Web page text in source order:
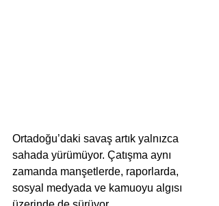
Ortadoğu’daki savaş artık yalnızca
sahada yürümüyor. Çatışma aynı
zamanda manşetlerde, raporlarda,
sosyal medyada ve kamuoyu algısı